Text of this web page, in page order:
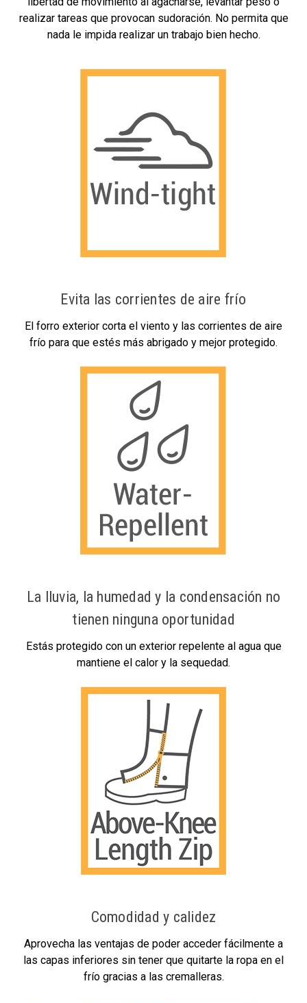
realizar tareas que provocan sudoración. No permita que
nada le impida realizar un trabajo bien hecho.
Evita las corrientes de aire frío
El forro exterior corta el viento y las corrientes de aire
frío para que estés más abrigado y mejor protegido.
La lluvia, la humedad y la condensación no
tienen ninguna oportunidad
Estás protegido con un exterior repelente al agua que
mantiene el calor y la sequedad.
Comodidad y calidez
Aprovecha las ventajas de poder acceder fácilmente a
las capas inferiores sin tener que quitarte la ropa en el
frío gracias a las cremalleras.